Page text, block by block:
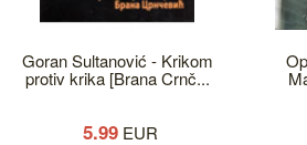
Goran Sultanović - Krikom
protiv krika [Brana Crnč...
5.99EUR